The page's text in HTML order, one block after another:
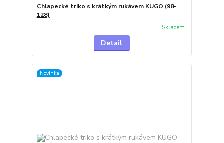
Chlapecké triko s krátkým rukávem KUGO (98-
128)
Skladem
Detail
Novinka